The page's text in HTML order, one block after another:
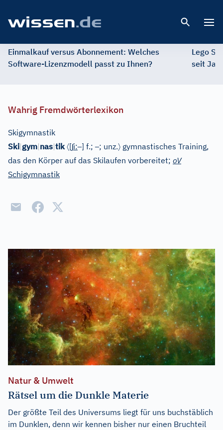
Einmalkauf versus Abonnement: Welches
Software-Lizenzmodell passt zu Ihnen?
Lego
seit
Wahrig Fremdwörterlexikon
Skigymnastik
Ski|gym|nas|tik 〈[ʃi:–] f.;–; unz.〉 gymnastisches Training,
das den Körper auf das Skilaufen vorbereitet; oV
Schigymnastik
Natur & Umwelt
Rätsel um die Dunkle Materie
Der größte Teil des Universums liegt für uns buchstäblich
im Dunklen, denn wir kennen bisher nur einen Bruchteil